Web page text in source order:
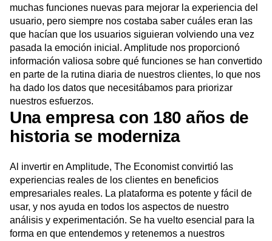
muchas funciones nuevas para mejorar la experiencia del
usuario, pero siempre nos costaba saber cuáles eran las
que hacían que los usuarios siguieran volviendo una vez
pasada la emoción inicial. Amplitude nos proporcionó
información valiosa sobre qué funciones se han convertido
en parte de la rutina diaria de nuestros clientes, lo que nos
ha dado los datos que necesitábamos para priorizar
nuestros esfuerzos.
Una empresa con 180 años de
historia se moderniza
Al invertir en Amplitude, The Economist convirtió las
experiencias reales de los clientes en beneficios
empresariales reales. La plataforma es potente y fácil de
usar, y nos ayuda en todos los aspectos de nuestro
análisis y experimentación. Se ha vuelto esencial para la
forma en que entendemos y retenemos a nuestros